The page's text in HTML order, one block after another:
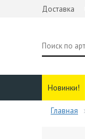
Доставка
Новинки!
Главная